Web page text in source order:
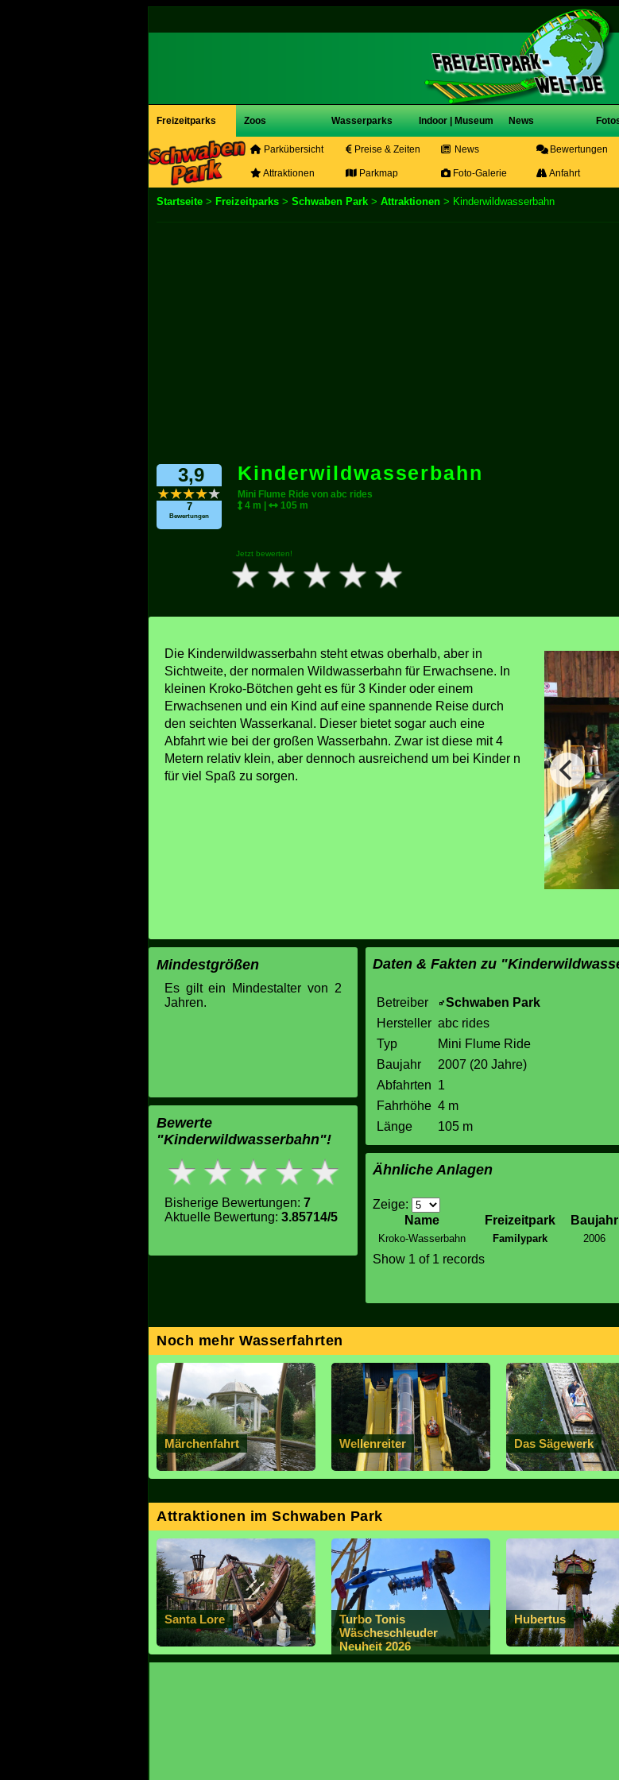
Freizeitparks Zoos Wasserparks Indoor | Museum News
Parkübersicht Preise & Zeiten News Bewertungen
Attraktionen Parkmap Foto-Galerie Anfahrt
Startseite > Freizeitparks > Schwaben Park > Attraktionen > Kinderwildwasserbahn
3,9
7
Bewertungen
Kinderwildwasserbahn
Mini Flume Ride von abc rides
4 m |
105 m
Jetzt bewerten!
Die Kinderwildwasserbahn steht etwas oberhalb, aber in
Sichtweite, der normalen Wildwasserbahn für Erwachsene. In
kleinen Kroko-Bötchen geht es für 3 Kinder oder einem
Erwachsenen und ein Kind auf eine spannende Reise durch
den seichten Wasserkanal. Dieser bietet sogar auch eine
Abfahrt wie bei der großen Wasserbahn. Zwar ist diese mit 4
Metern relativ klein, aber dennoch ausreichend um bei Kinder n
für viel Spaß zu sorgen.
Mindestgrößen
Es gilt ein Mindestalter von 2
Jahren.
Bewerte
"Kinderwildwasserbahn"!
Bisherige Bewertungen: 7
Aktuelle Bewertung: 3.85714/5
Daten & Fakten zu
Betreiber
Schwaben Park
Hersteller abc rides
Typ
Mini Flume Ride
Baujahr
2007 (20 Jahre)
Abfahrten 1
Fahrhöhe 4 m
Länge
105 m
Ähnliche Anlagen
Zeige:
Name
Freizeitpark Baujahr
Kroko-Wasserbahn Familypark 2006
Show 1 of 1 records
Noch mehr Wasserfahrten
Märchenfahrt Wellenreiter Das Sägewerk
Attraktionen im Schwaben Park
Santa Lore
Turbo Tonis
Wäscheschleuder
Neuheit 2026
Hubertus